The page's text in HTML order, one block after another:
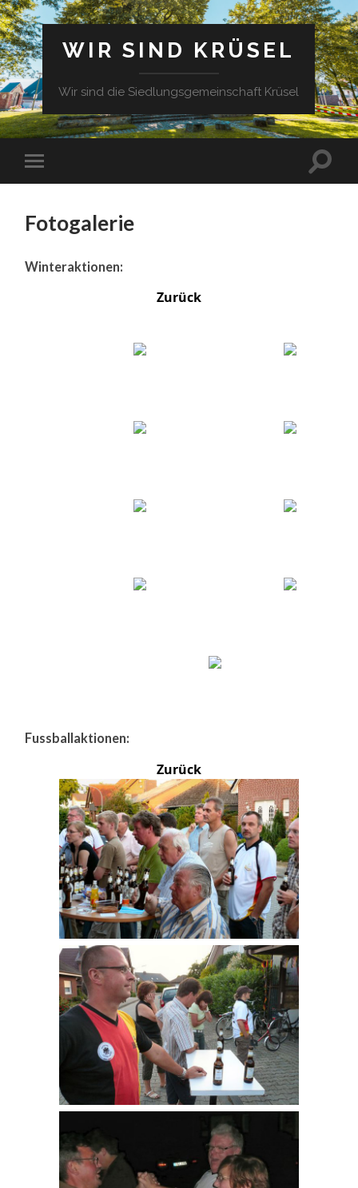
WIR SIND KRÜSEL
Wir sind die Siedlungsgemeinschaft Krüsel
Fotogalerie
Winteraktionen:
Zurück
Fussballaktionen:
Zurück